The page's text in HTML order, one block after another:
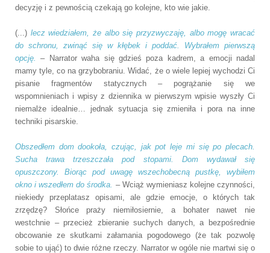
decyzję i z pewnością czekają go kolejne, kto wie jakie.
(...) lecz wiedziałem, że albo się przyzwyczaję, albo mogę wracać
do schronu, zwinąć się w kłębek i poddać. Wybrałem pierwszą
opcję.– Narrator waha się gdzieś poza kadrem, a emocji nadal
mamy tyle, co na grzybobraniu. Widać, że o wiele lepiej wychodzi Ci
pisanie fragmentów
statycznych – pogrążanie się we
wspomnieniach i wpisy z dziennika w pierwszym wpisie wyszły Ci
niemalże idealnie… jednak sytuacja się zmieniła i pora na inne
techniki pisarskie.
Obszedłem dom dookoła, czując, jak pot leje mi się po plecach.
Sucha trawa trzeszczała pod stopami. Dom wydawał się
opuszczony. Biorąc pod uwagę wszechobecną pustkę, wybiłem
okno i wszedłem do środka. – Wciąż wymieniasz kolejne czynności,
niekiedy przeplatasz opisami, ale gdzie emocje, o których tak
zrzędzę? Słońce praży niemiłosiernie, a bohater nawet nie
westchnie – przecież zbieranie suchych danych, a bezpośrednie
obcowanie ze skutkami załamania pogodowego (że tak pozwolę
sobie to ująć) to dwie różne rzeczy. Narrator w ogóle nie martwi się o